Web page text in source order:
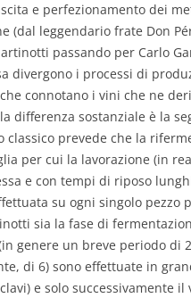
e perfezionamento dei
(dal leggendario frate Don
passando per Carlo
divergono i processi di
connotano i vini che ne
differenza sostanziale è la
classico prevede che la
per cui la lavorazione (in
e con tempi di riposo
su ogni singolo pezzo
sia la fase di
genere un breve periodo di
di 6) sono effettuate in
e solo successivamente il